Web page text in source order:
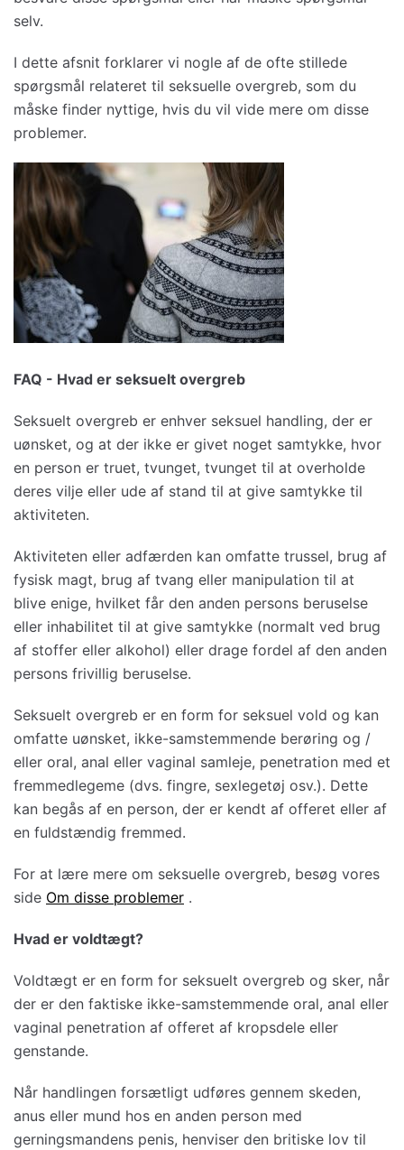
selv.
I dette afsnit forklarer vi nogle af de ofte stillede
spørgsmål relateret til seksuelle overgreb, som du
måske finder nyttige, hvis du vil vide mere om disse
problemer.
FAQ - Hvad er seksuelt overgreb
Seksuelt overgreb er enhver seksuel handling, der er
uønsket, og at der ikke er givet noget samtykke, hvor
en person er truet, tvunget, tvunget til at overholde
deres vilje eller ude af stand til at give samtykke til
aktiviteten.
Aktiviteten eller adfærden kan omfatte trussel, brug af
fysisk magt, brug af tvang eller manipulation til at
blive enige, hvilket får den anden persons beruselse
eller inhabilitet til at give samtykke (normalt ved brug
af stoffer eller alkohol) eller drage fordel af den anden
persons frivillig beruselse.
Seksuelt overgreb er en form for seksuel vold og kan
omfatte uønsket, ikke-samstemmende berøring og /
eller oral, anal eller vaginal samleje, penetration med et
fremmedlegeme (dvs. fingre, sexlegetøj osv.). Dette
kan begås af en person, der er kendt af offeret eller af
en fuldstændig fremmed.
For at lære mere om seksuelle overgreb, besøg vores
side Om disse problemer .
Hvad er voldtægt?
Voldtægt er en form for seksuelt overgreb og sker, når
der er den faktiske ikke-samstemmende oral, anal eller
vaginal penetration af offeret af kropsdele eller
genstande.
Når handlingen forsætligt udføres gennem skeden,
anus eller mund hos en anden person med
gerningsmandens penis, henviser den britiske lov til